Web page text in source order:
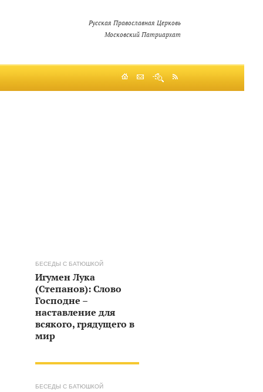
Русская Православная Церковь
Московский Патриархат
БЕСЕДЫ С БАТЮШКОЙ
Игумен Лука
(Степанов): Слово
Господне –
наставление для
всякого, грядущего в
мир
БЕСЕДЫ С БАТЮШКОЙ